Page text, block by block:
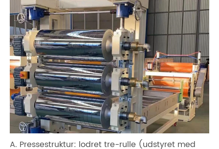
A. Pressestruktur: lodret tre-rulle (udstyret med